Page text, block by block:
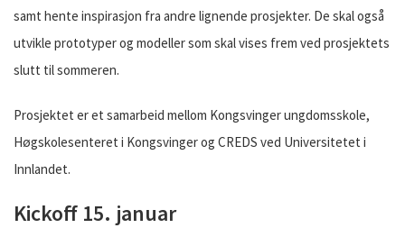
samt hente inspirasjon fra andre lignende prosjekter. De skal også
utvikle prototyper og modeller som skal vises frem ved prosjektets
slutt til sommeren.
Prosjektet er et samarbeid mellom Kongsvinger ungdomsskole,
Høgskolesenteret i Kongsvinger og CREDS ved Universitetet i
Innlandet.
Kickoff 15. januar